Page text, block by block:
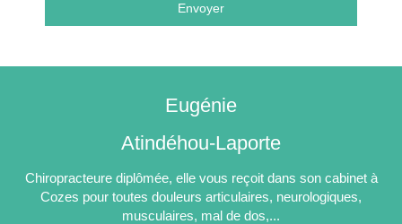
Envoyer
Eugénie
Atindéhou-Laporte
Chiropracteure diplômée, elle vous reçoit dans son cabinet à
Cozes pour toutes douleurs articulaires, neurologiques,
musculaires, mal de dos,...